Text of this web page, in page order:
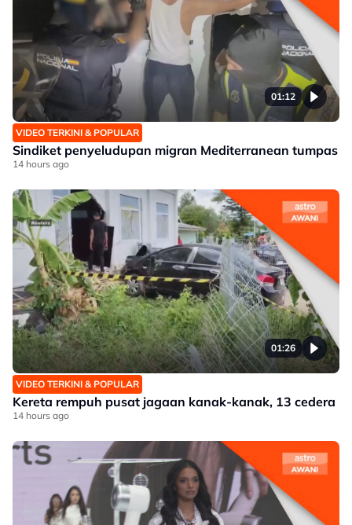
01:12
VIDEO TERKINI & POPULAR
Sindiket penyeludupan migran Mediterranean tumpas
14 hours ago
01:26
VIDEO TERKINI & POPULAR
Kereta rempuh pusat jagaan kanak-kanak, 13 cedera
14 hours ago